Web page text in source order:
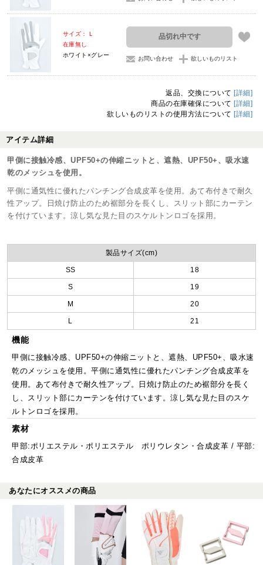
サイズ： L
在庫無し
ホワイト×グレー
品切れ中です
お問い合わせ 欲しいものリスト
返品、交換について [詳細]
商品の在庫確保について [詳細]
欲しいものリストの使用方法について [詳細]
アイテム詳細
甲側に接触冷感、UPF50+の伸縮ニットと、遮熱、UPF50+、吸水速
乾のメッシュを使用。
平側に通気性に優れたパンチング合成皮革を使用。あて布付きで耐久
性アップ。日焼け防止のため裾部分を長くし、スリット部にカーテン
を付けています。涼し気な見た目のスケルトンロゴを採用。
製品サイズ(cm)
SS 18
S 19
M 20
L 21
機能
甲側に接触冷感、UPF50+の伸縮ニットと、遮熱、UPF50+、吸水速
乾のメッシュを使用。平側に通気性に優れたパンチング合成皮革を
使用。あて布付きで耐久性アップ。日焼け防止のため裾部分を長く
し、スリット部にカーテンを付けています。涼し気な見た目のスケ
ルトンロゴを採用。
素材
甲部:ポリエステル・ポリエステル ポリウレタン・合成皮革 / 平部:
合成皮革
あなたにオススメの商品